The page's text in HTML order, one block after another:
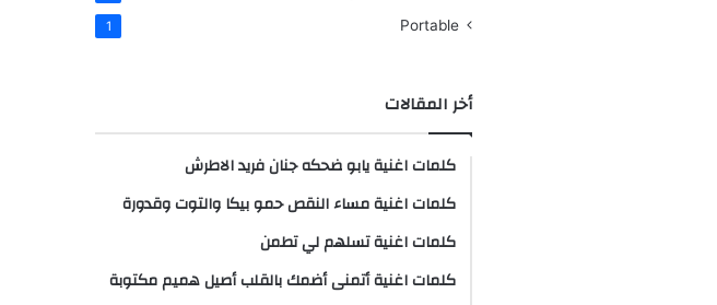
Portable
1
أخر المقالات
كلمات اغنية يابو ضحكه جنان فريد الاطرش
كلمات اغنية مساء النقص حمو بيكا والتوت وقدورة
كلمات اغنية تسلهم لي تطمن
كلمات اغنية أتمنى أضمك بالقلب أصيل هميم مكتوبة